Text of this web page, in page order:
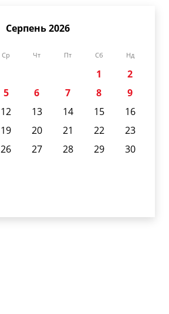
Серпень 2026
Ср Чт Пт Сб Нд
1
2
5 6 7 8
9
12 13 14 15
16
19 20 21 22
23
26 27 28 29
30